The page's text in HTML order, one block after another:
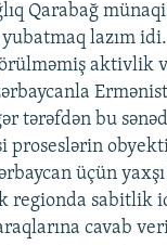
Qarabağ
lazım
aktivlik
tərəfdən bu
proseslərin
üçün
regionda sabitlik
cavab